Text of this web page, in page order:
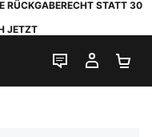
RÜCKGABERECHT STATT 30
JETZT
LIVE-CHAT
MEIN